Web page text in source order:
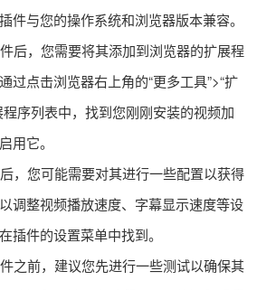
件与您的操作系统和浏览器版本兼容。
后，您需要将其添加到浏览器的扩展程
过点击浏览器右上角的“更多工具”>“扩
序列表中，找到您刚刚安装的视频加
用它。
，您可能需要对其进行一些配置以获得
调整视频播放速度、字幕显示速度等设
插件的设置菜单中找到。
之前，建议您先进行一些测试以确保其